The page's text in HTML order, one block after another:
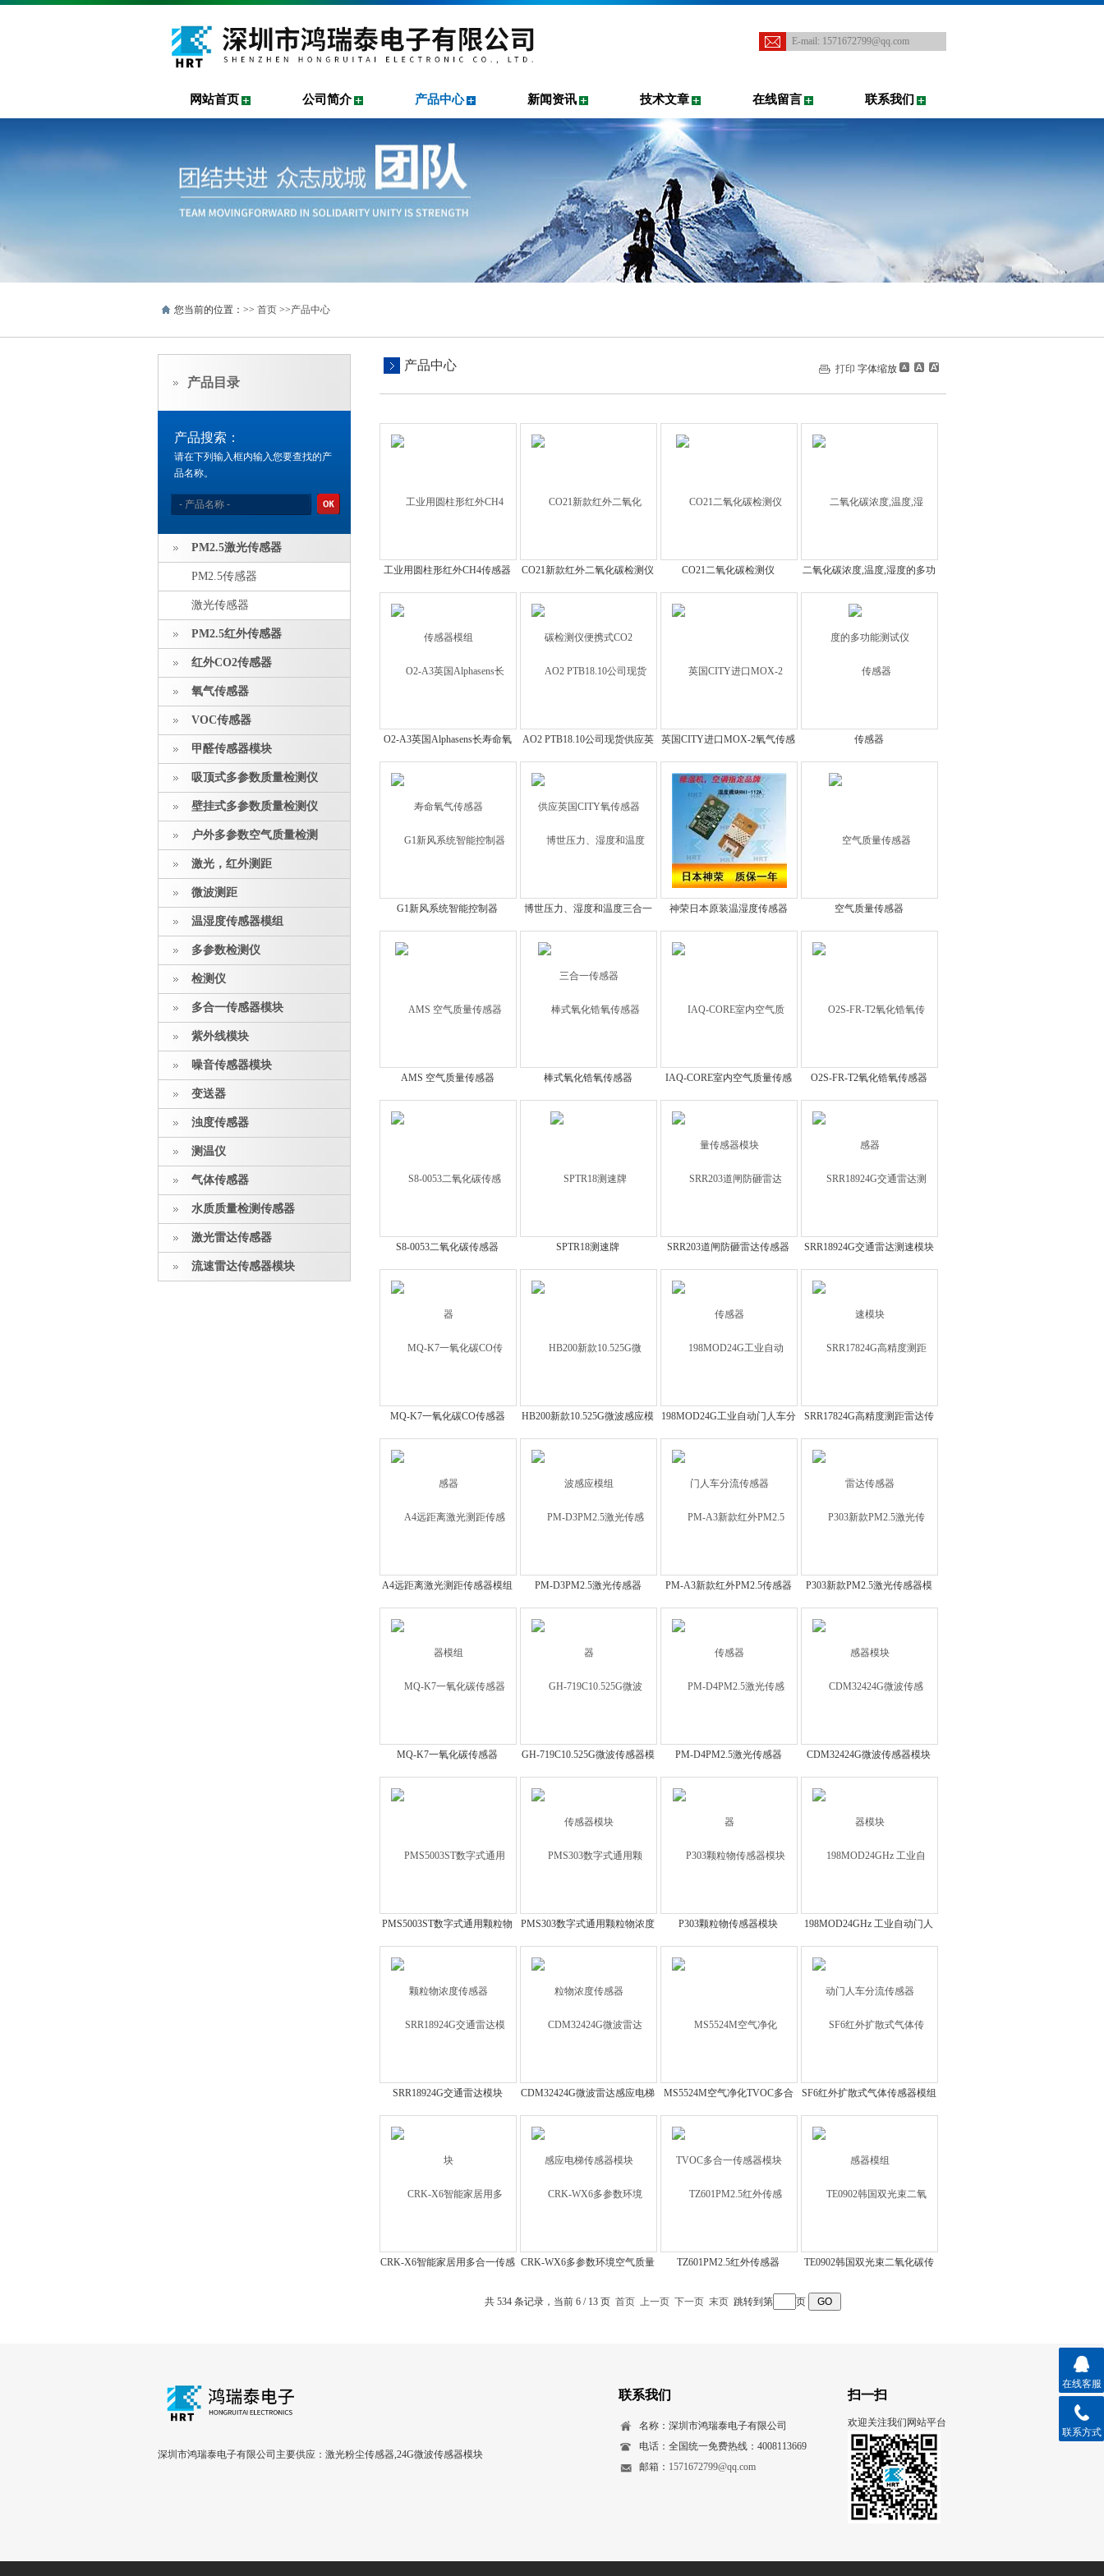
E-mail: 1571672799@qq.com
网站首页 公司简介 产品中心 新闻资讯 技术文章 在线留言 联系我们
您当前的位置：>> 首页 >>产品中心
产品目录
产品搜索：
请在下列输入框内输入您要查找的产
品名称。
PM2.5激光传感器
PM2.5传感器
激光传感器
PM2.5红外传感器
红外CO2传感器
氧气传感器
VOC传感器
甲醛传感器模块
吸顶式多参数质量检测仪
壁挂式多参数质量检测仪
户外多参数空气质量检测
激光，红外测距
微波测距
温湿度传感器模组
多参数检测仪
检测仪
多合一传感器模块
紫外线模块
噪音传感器模块
变送器
浊度传感器
测温仪
气体传感器
水质质量检测传感器
激光雷达传感器
流速雷达传感器模块
产品中心 打印 字体缩放
工业用圆柱形红外CH4传感器
模组
CO21新款红外二氧化碳检测仪
便携式CO2
CO21二氧化碳检测仪
二氧化碳浓度,温度,湿度的多功
能测试仪
O2-A3英国Alphasens长寿命氧
气传感器
AO2 PTB18.10公司现货供应英
国CITY氧传感器
英国CITY进口MOX-2氧气传感
器
传感器
G1新风系统智能控制器
博世压力、湿度和温度三合一
传感器
神荣日本原装温湿度传感器 空气质量传感器
AMS 空气质量传感器 棒式氧化锆氧传感器
IAQ-CORE室内空气质量传感
器模块
O2S-FR-T2氧化锆氧传感器
S8-0053二氧化碳传感器 SPTR18测速牌 SRR203道闸防砸雷达传感器 SRR18924G交通雷达测速模块
MQ-K7一氧化碳CO传感器
HB200新款10.525G微波感应模
组
198MOD24G工业自动门人车分
流传感器
SRR17824G高精度测距雷达传
感器
A4远距离激光测距传感器模组 PM-D3PM2.5激光传感器 PM-A3新款红外PM2.5传感器
P303新款PM2.5激光传感器模
块
MQ-K7一氧化碳传感器
GH-719C10.525G微波传感器模
块
PM-D4PM2.5激光传感器 CDM32424G微波传感器模块
PMS5003ST数字式通用颗粒物
浓度传感器
PMS303数字式通用颗粒物浓度
传感器
P303颗粒物传感器模块
198MOD24GHz 工业自动门人
车分流传感器
SRR18924G交通雷达模块
CDM32424G微波雷达感应电梯
传感器模块
MS5524M空气净化TVOC多合
一传感器模块
SF6红外扩散式气体传感器模组
CRK-X6智能家居用多合一传感 CRK-WX6多参数环境空气质量
TZ601PM2.5红外传感器
TE0902韩国双光束二氧化碳传
共 534 条记录，当前 6 / 13 页 首页 上一页 下一页 末页 跳转到第 页
深圳市鸿瑞泰电子有限公司主要供应：激光粉尘传感器,24G微波传感器模块
扫一扫
欢迎关注我们网站平台
联系我们
名称：深圳市鸿瑞泰电子有限公司
电话：全国统一免费热线：4008113669
邮箱： 1571672799@qq.com
在线客服
联系方式